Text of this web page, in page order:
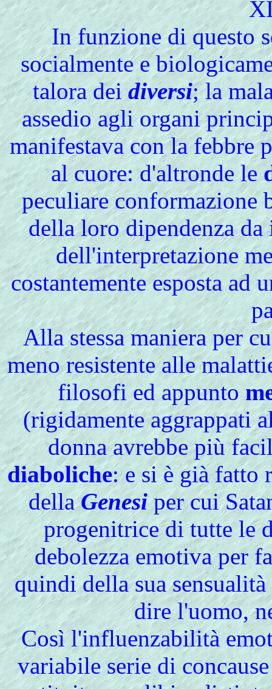
In funzione di questo
socialmente e
talora deidiversi; la
assedio agli organi
manifestava con la febbre
al cuore: d'altronde le
peculiare conformazione
della loro dipendenza
dell'interpretazione
costantemente esposta ad
Allastessa maniera per
meno resistente alle
filosofi ed appunto
(rigidamente aggrappati
donna avrebbe più
diaboliche: e si è già fatto
dellaGenesiper cui
progenitrice di tutte le
debolezza emotiva per
quindi della sua
dire l'uomo,
Così l'influenzabilità
variabile serie di